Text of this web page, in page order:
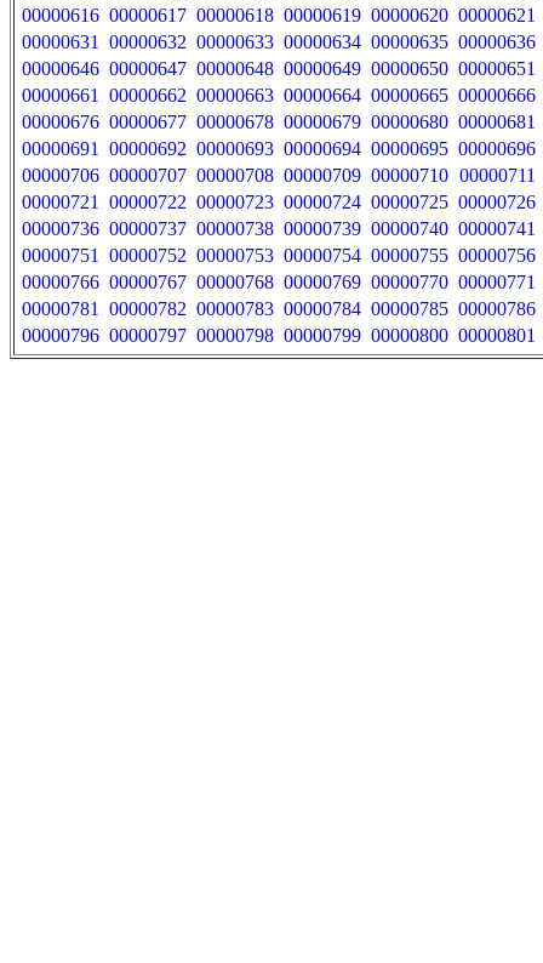
00000616 00000617 00000618 00000619 00000620 00000621
00000631
00000632 00000633 00000634 00000635 00000636
00000646 00000647 00000648 00000649 00000650 00000651
00000661
00000662 00000663 00000664 00000665 00000666
00000676 00000677 00000678 00000679 00000680 00000681
00000691
00000692 00000693 00000694 00000695 00000696
00000706 00000707 00000708 00000709 00000710 00000711
00000721
00000722 00000723 00000724 00000725 00000726
00000736 00000737 00000738 00000739 00000740 00000741
00000751
00000752 00000753 00000754 00000755 00000756
00000766 00000767 00000768 00000769 00000770 00000771
00000781
00000782 00000783 00000784 00000785 00000786
00000796 00000797 00000798 00000799 00000800 00000801